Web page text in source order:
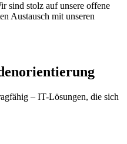
sind stolz auf unsere offene
Austausch mit unseren
– IT-Lösungen, die sich